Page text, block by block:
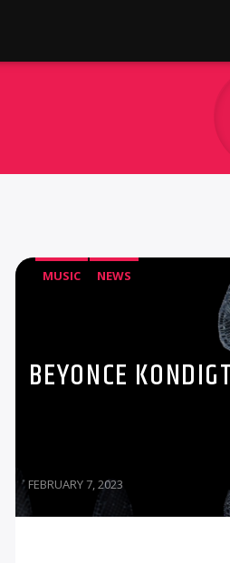
MUSIC NEWS
BEYONCE
FEBRUARY 7, 2023